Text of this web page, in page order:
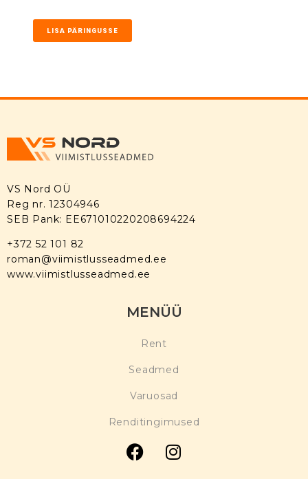
LISA PÄRINGUSSE
VS Nord OÜ
Reg nr. 12304946
SEB Pank: EE671010220208694224
+372 52 101 82
roman@viimistlusseadmed.ee
www.viimistlusseadmed.ee
MENÜÜ
Rent
Seadmed
Varuosad
Renditingimused